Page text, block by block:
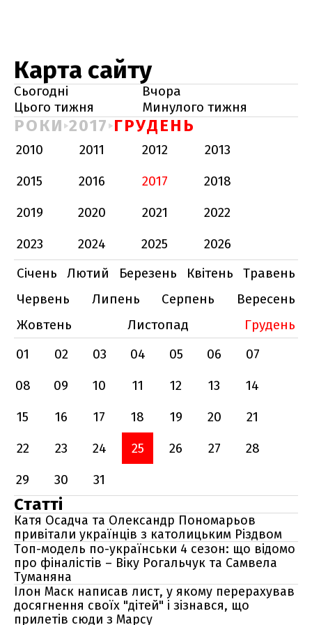
Карта сайту
Сьогодні
Вчора
Цього тижня
Минулого тижня
РОКИ 2017 ГРУДЕНЬ
2010 2011 2012
2013
2015
2016 2017
2018
2019
2020 2021
2022
2023
2024 2025
2026
Січень
Лютий Березень Квітень
Травень
Червень
Липень Серпень
Вересень
Жовтень
Листопад
Грудень
01
02 03 04 05 06
07
08
09 10 11 12 13
14
15
16 17 18 19 20
21
22
23 24 25 26 27
28
29
30 31
Статті
Катя Осадча та Олександр Пономарьов
привітали українців з католицьким Різдвом
Топ-модель по-українськи 4 сезон: що відомо
про фіналістів – Віку Рогальчук та Самвела
Туманяна
Ілон Маск написав лист, у якому перерахував
досягнення своїх "дітей" і зізнався, що
прилетів сюди з Марсу